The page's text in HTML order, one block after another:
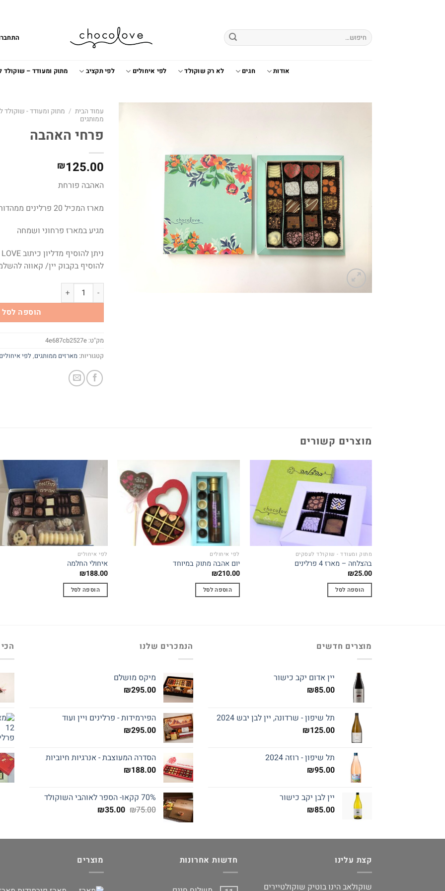
חיפוש
עבור:
אודות חגים לא רק שוקולד לפי איחולים לפי תקציב מתוק ומעודד – שוקולד
עמוד הבית / מתוק ומעודד - שוקולד
ממותגים
פרחי האהבה
₪125.00
האהבה פורחת
מארז המכיל 20 פרלינים ממהדורת חג האהבה
מגיע במארז פרחוני ושמחה
להוסיף בקבוק יין/ קאווה
כמות של פרחי האהבה
הוספה לסל
מק"ט: 4e687cb2527e
קטגוריות: מארזים ממותגים, לפי איחולים
מוצרים קשורים
Add to
wishlist
מתוק ומעודד - שוקולד לעסקים
בהצלחה – מארז 4 פרלינים
₪25.00
הוספה לסל
Add to
wishlist
לפי איחולים
יום אהבה מתוק במיוחד
₪210.00
הוספה לסל
לפי איחולים
איחולי החלמה
₪188.00
הוספה לסל
מוצרים חדשים
יין אדום יקב כישור
₪85.00
תל שיפון - שרדונה, יין לבן יבש 2024
₪125.00
תל שיפון - רוזה 2024
₪95.00
יין לבן יקב כישור
₪85.00
הנמכרים שלנו
מיקס מושלם
₪295.00
הפירמידות - פרלינים ויין ועוד
₪295.00
הסדרה המעוצבת - אנרגיות חיוביות
₪188.00
70% קקאו- הספר לאוהבי השוקולד
₪75.00
המחיר
₪75.00.
₪35.00 המחיר
₪35.00.
קצת עלינו
שוקולאב הינו בוטיק שוקולטיירים
חדשות אחרונות מוצרים